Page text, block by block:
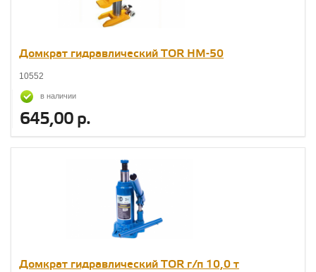
Домкрат гидравлический TOR HM-50
10552
в наличии
645,00 р.
Домкрат гидравлический TOR г/п 10,0 т